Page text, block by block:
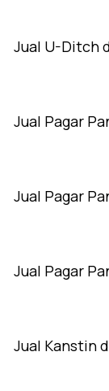
Jual U-Ditch
Jual Pagar
Jual Pagar
Jual Pagar
Jual Kanstin